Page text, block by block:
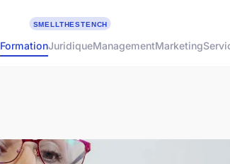
FormationJuridiqueManagementMarketing